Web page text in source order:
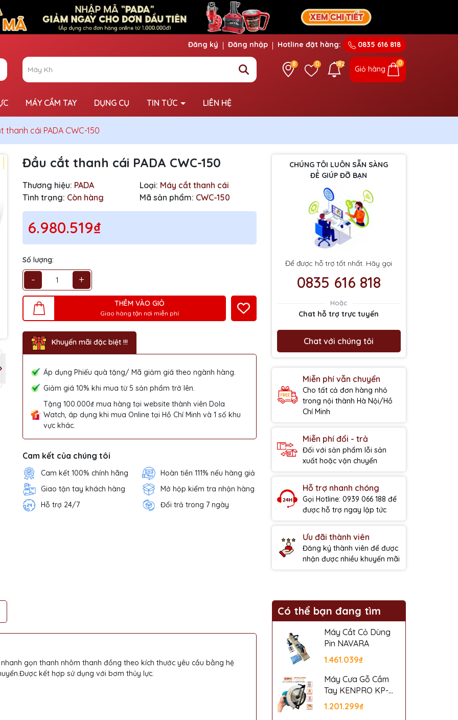
Đăng ký Đăng nhập Hotline đặt hàng: 0835 616 818
8 0 182
Giỏ hàng
0
MÁY CẦM TAY DỤNG CỤ TIN TỨC LIÊN HỆ
thanh cái PADA CWC-150
Đầu cắt thanh cái PADA CWC-150
Thương hiệu: PADA Loại: Máy cắt thanh cái
Tình trạng: Còn hàng Mã sản phẩm: CWC-150
6.980.519₫
Số lượng:
- +
THÊM VÀO GIỎ
Giao hàng tận nơi miễn phí
Khuyến mãi đặc biệt !!!
Áp dụng Phiếu quà tặng/ Mã giảm giá theo ngành hàng.
Giảm giá 10% khi mua từ 5 sản phẩm trở lên.
Tặng 100.000₫ mua hàng tại website thành viên Dola
Watch, áp dụng khi mua Online tại Hồ Chí Minh và 1 số khu
vực khác.
Cam kết của chúng tôi
Cam kết 100% chính hãng
Hoàn tiền 111% nếu hàng giả
Giao tận tay khách hàng
Mở hộp kiểm tra nhận hàng
Hỗ trợ 24/7
Đổi trả trong 7 ngày
CHÚNG TÔI LUÔN SẴN SÀNG
ĐỂ GIÚP ĐỠ BẠN
Để được hỗ trợ tốt nhất. Hãy gọi
0835 616 818
Hoặc
Chat hỗ trợ trực tuyến
Chat với chúng tôi
Miễn phí vẫn chuyển
Cho tất cả đơn hàng nhỏ
trong nội thành Hà Nội/Hồ
Chí Minh
Miễn phí đổi - trả
Đối với sản phẩm lỗi sản
xuất hoặc vận chuyển
Hỗ trợ nhanh chóng
Gọi Hotline: 0939 066 188 để
được hỗ trợ ngay lập tức
Ưu đãi thành viên
Đăng ký thành viên để được
nhận được nhiều khuyến mãi
gọn thanh nhôm thanh đồng theo kích thước yêu cầu bằng hệ
kết hợp sử dụng với bơm thủy lực.
Có thể bạn đang tìm
Máy Cắt Cỏ Dùng
Pin NAVARA
1.461.039₫
Máy Cưa Gỗ Cầm
Tay KENPRO KP-
5806
1.201.299₫